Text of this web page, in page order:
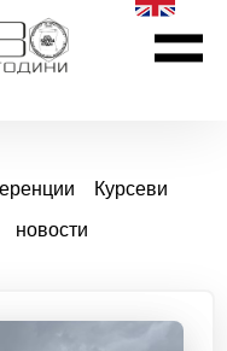
Курсеви
новости